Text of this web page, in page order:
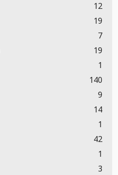
12
19
7
19
1
140
9
14
1
42
1
3